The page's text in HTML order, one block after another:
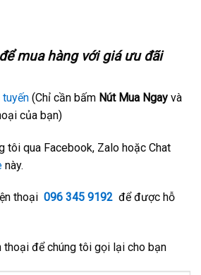
mua hàng với giá ưu đãi
(Chỉ cần bấm Nút Mua Ngay và
của bạn)
tôi qua Facebook, Zalo hoặc Chat
này.
thoại 096 345 9192 để được hỗ
để chúng tôi gọi lại cho bạn